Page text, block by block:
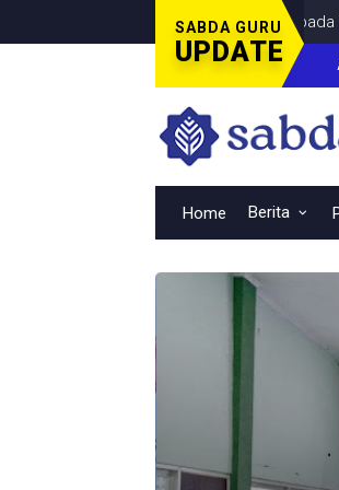
SABDA GURU
UPDATE
Fokus pada
Home Berita